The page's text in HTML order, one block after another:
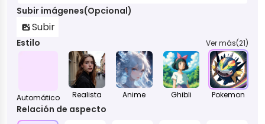
Subir imágenes(Opcional)
Subir
Estilo Ver más(21)
Automático Realista Anime Ghibli Pokemon
Relación de aspecto